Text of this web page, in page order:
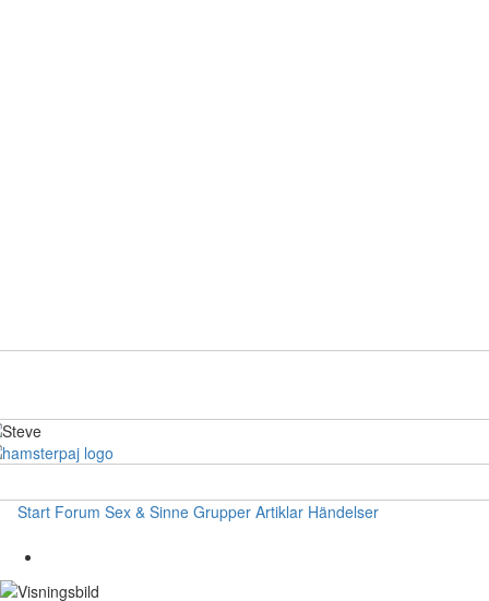
Start Forum Sex & Sinne Grupper Artiklar Händelser